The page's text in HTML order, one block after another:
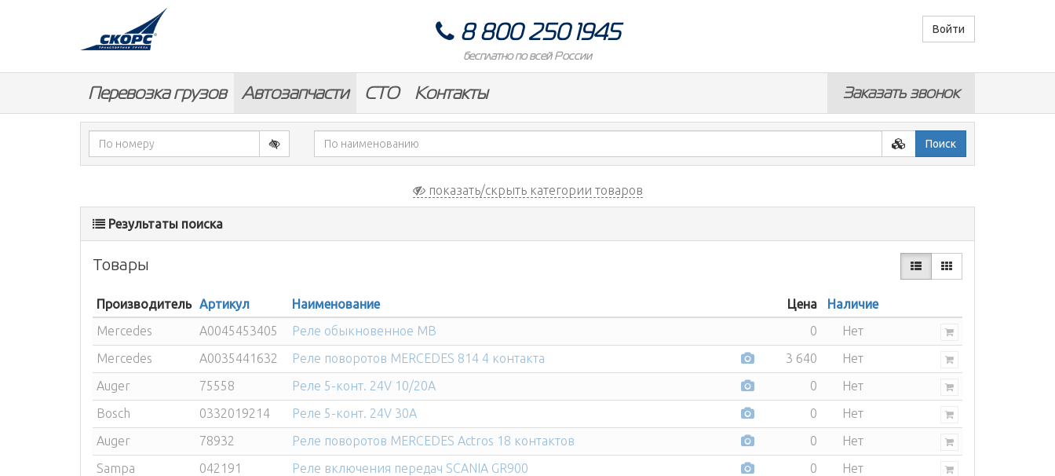
8 800 250 1945
бесплатно по всей России
Войти
Перевозка грузов Автозапчасти СТО Контакты Заказать звонок
Поиск
показать/скрыть категории товаров
Результаты поиска
Товары
Производитель Артикул Наименование Цена
Наличие
Mercedes
A0045453405 Реле обыкновенное MB 0
Нет
Mercedes
A0035441632 Реле поворотов MERCEDES 814 4 контакта 3 640
Нет
Auger
75558 Реле 5-конт. 24V 10/20A 0
Нет
Bosch
0332019214 Реле 5-конт. 24V 30A 0
Нет
Auger
78932 Реле поворотов MERCEDES Actros 18 контактов 0
Нет
Sampa
042191 Реле включения передач SCANIA GR900 0
Нет